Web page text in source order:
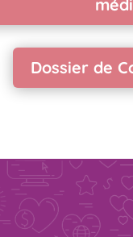
Dossier de